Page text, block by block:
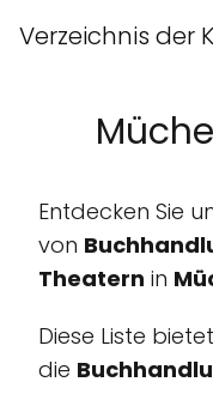
Verzeichnis der
Entdecken Sie
von
Theatern in
Diese Liste
die